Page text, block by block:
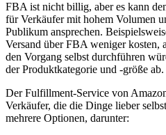
FBA ist nicht billig, aber es kann
für Verkäufer mit hohem Volumen
Publikum ansprechen.
Versand über FBA weniger kosten,
den Vorgang selbst durchführen
der Produktkategorie und -größe ab.
Der Fulfillment-Service von
Verkäufer, die die Dinge lieber
mehrere Optionen, darunter: